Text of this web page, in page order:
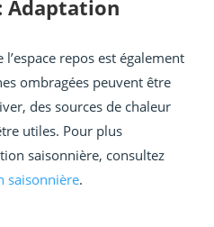
Adaptation
repos est également
ombragées peuvent être
des sources de chaleur
utiles. Pour plus
saisonnière, consultez
saisonnière.